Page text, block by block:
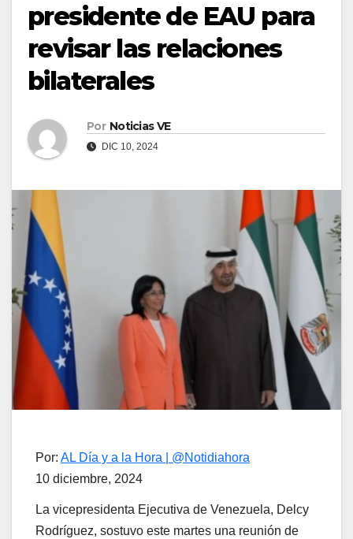
presidente de EAU para
revisar las relaciones
bilaterales
Por Noticias VE
DIC 10, 2024
Por: AL Día y a la Hora | @Notidiahora
10 diciembre, 2024
La vicepresidenta Ejecutiva de Venezuela, Delcy
Rodríguez, sostuvo este martes una reunión de